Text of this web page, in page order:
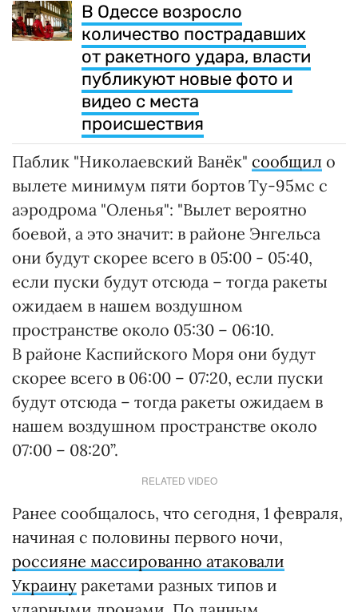
В Одессе возросло
количество пострадавших
от ракетного удара, власти
публикуют новые фото и
видео с места
происшествия
Паблик "Николаевский Ванёк" сообщил о
вылете минимум пяти бортов Ту-95мс с
аэродрома "Оленья": "Вылет вероятно
боевой, а это значит: в районе Энгельса
они будут скорее всего в 05:00 - 05:40,
если пуски будут отсюда – тогда ракеты
ожидаем в нашем воздушном
пространстве около 05:30 – 06:10.
В районе Каспийского Моря они будут
скорее всего в 06:00 – 07:20, если пуски
будут отсюда – тогда ракеты ожидаем в
нашем воздушном пространстве около
07:00 – 08:20”.
RELATED VIDEO
Ранее сообщалось, что сегодня, 1 февраля,
начиная с половины первого ночи,
россияне массированно атаковали
Украину ракетами разных типов и